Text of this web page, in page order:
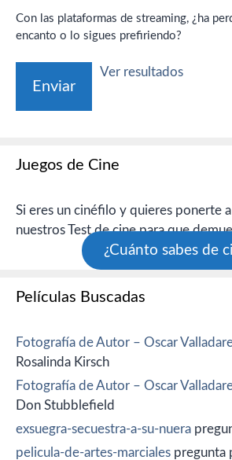
Con las plataformas de streaming, ¿ha perdido el cine su
encanto o lo sigues prefiriendo?
Ver resultados
Juegos de Cine
Si eres un cinéfilo y quieres ponerte
nuestros Test de cine para que
¿Cuánto sabes de
Películas Buscadas
Fotografía de Autor – Oscar
Rosalinda Kirsch
Fotografía de Autor – Oscar
Don Stubblefield
exsuegra-secuestra-a-su-nuera
pelicula-de-artes-marciales pregunta